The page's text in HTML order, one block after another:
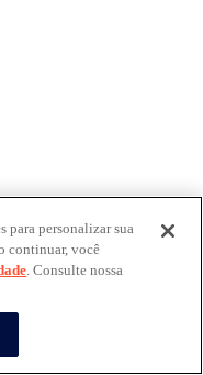
para personalizar sua
continuar, você
. Consulte nossa